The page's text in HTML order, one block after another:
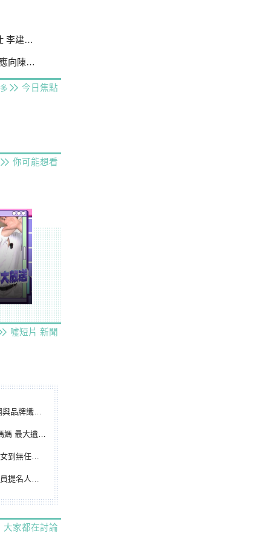
北檢
道歉
今日焦點
你可能想看
噓短片 新聞
誌重磅啟用
憾無緣大聯盟
判人生國際發光
名 將另提他人
大家都在討論